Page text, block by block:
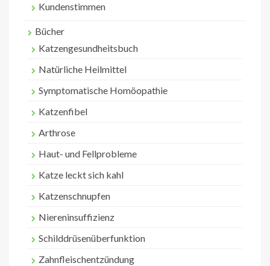
Kundenstimmen
Bücher
Katzengesundheitsbuch
Natürliche Heilmittel
Symptomatische Homöopathie
Katzenfibel
Arthrose
Haut- und Fellprobleme
Katze leckt sich kahl
Katzenschnupfen
Niereninsuffizienz
Schilddrüsenüberfunktion
Zahnfleischentzündung